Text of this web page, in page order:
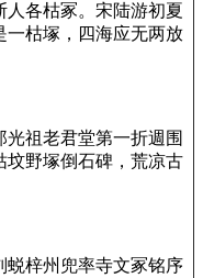
人各枯冢。宋陆游初夏
一枯塚，四海应无两放
祖老君堂第一折週围
坟野塚倒石碑，荒凉古
蜕梓州兜率寺文冢铭序